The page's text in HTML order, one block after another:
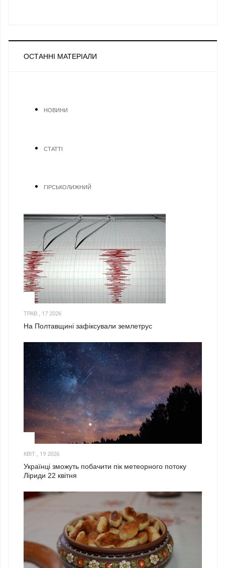
ОСТАННІ МАТЕРІАЛИ
НОВИНИ
СТАТТІ
ГІРСЬКОЛИЖНИЙ
ТРАВ., 17 2026
На Полтавщині зафіксували землетрус
КВІТ., 19 2026
Українці зможуть побачити пік метеорного потоку
Ліриди 22 квітня